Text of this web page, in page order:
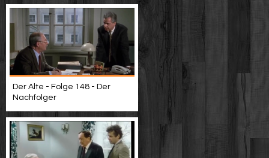
Der Alte - Folge 148 - Der
Nachfolger